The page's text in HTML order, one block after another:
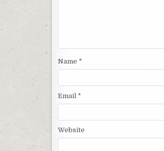
Name *
Email *
Website